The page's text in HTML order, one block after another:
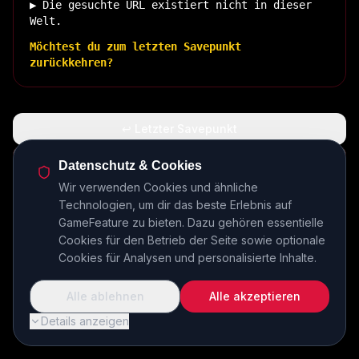
▶ Die gesuchte URL existiert nicht in dieser
Welt.
Möchtest du zum letzten Savepunkt
zurückkehren?
🏠 Zurück zur Basis
INSERT COIN TO CONTINUE...
Datenschutz & Cookies
Wir verwenden Cookies und ähnliche
Technologien, um dir das beste Erlebnis auf
GameFeature zu bieten. Dazu gehören essentielle
Cookies für den Betrieb der Seite sowie optionale
Cookies für Analysen und personalisierte Inhalte.
Details anzeigen
Alle ablehnen Alle akzeptieren